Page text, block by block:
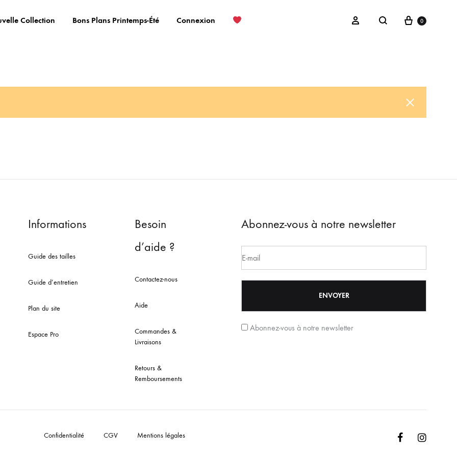
Collection Bons Plans Printemps-Été Connexion Sign in
Search
Cart
0
Informations
Guide des tailles
Guide d’entretien
Plan du site
Espace Pro
Besoin
d’aide ?
Contactez-nous
Aide
Commandes &
Livraisons
Retours &
Remboursements
Abonnez-vous à notre newsletter
Abonnez-vous à notre newsletter
Confidentialité CGV Mentions légales Facebook